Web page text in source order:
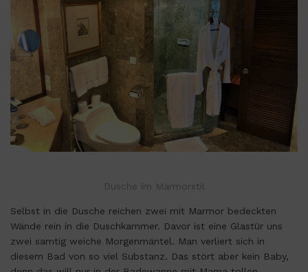
Dusche im Marmorstil
Selbst in die Dusche reichen zwei mit Marmor bedeckten
Wände rein in die Duschkammer. Davor ist eine Glastür uns
zwei samtig weiche Morgenmäntel. Man verliert sich in
diesem Bad von so viel Substanz. Das stört aber kein Baby,